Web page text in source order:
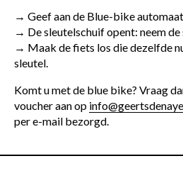
→ Geef aan de Blue-bike
→ De sleutelschuif opent: neem
→ Maak de fiets los die dezelfde
sleutel.
Komt u met de blue bike? Vraag
voucher aan op
per e-mail bezorgd.